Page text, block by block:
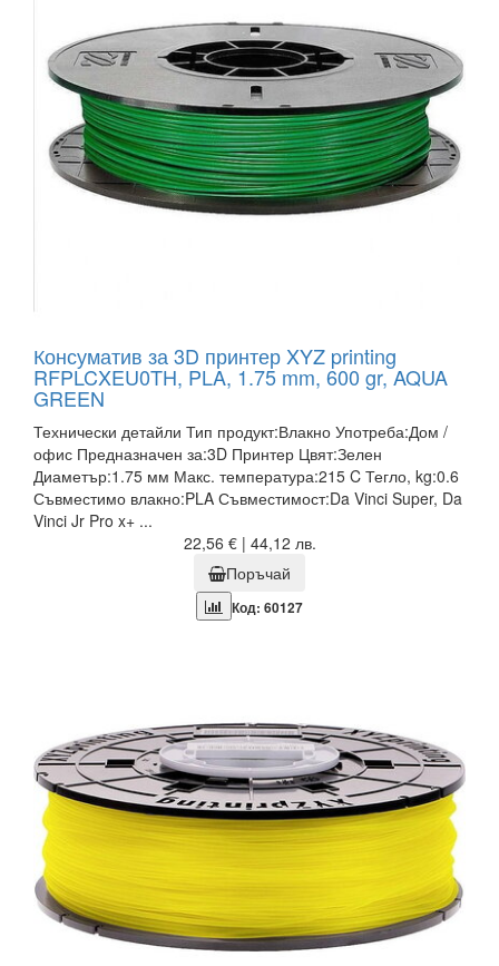
Консуматив за 3D принтер XYZ printing
RFPLCXEU0TH, PLA, 1.75 mm, 600 gr, AQUA
GREEN
Технически детайли Тип продукт:Влакно Употреба:Дом /
офис Предназначен за:3D Принтер Цвят:Зелен
Диаметър:1.75 мм Макс. температура:215 C Тегло, kg:0.6
Съвместимо влакно:PLA Съвместимост:Da Vinci Super, Da
Vinci Jr Pro x+ ...
22,56 € | 44,12 лв.
Поръчай
Код: 60127